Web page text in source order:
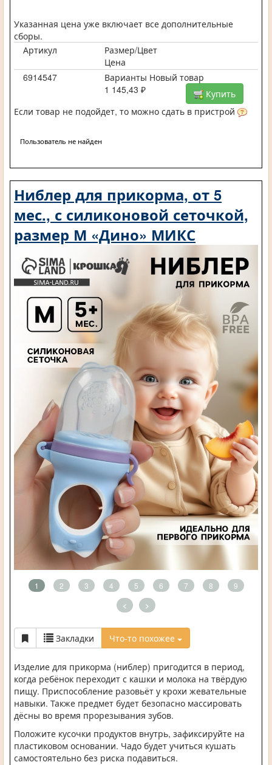
Указанная цена уже включает все дополнительные
сборы.
Артикул
Размер/Цвет
Цена
6914547
Варианты Новый товар
1 145,43 ₽
Купить
Если товар не подойдет, то можно сдать в пристрой
Пользователь не найден
Ниблер для прикорма, от 5
мес., с силиконовой сеточкой,
размер М «Дино» МИКС
1 2 3 4 5 6 7 8 9
< >
Закладки Что-то похожее
Изделие для прикорма (ниблер) пригодится в период,
когда ребёнок переходит с кашки и молока на твёрдую
пищу. Приспособление разовьёт у крохи жевательные
навыки. Также предмет будет безопасно массировать
дёсны во время прорезывания зубов.
Положите кусочки продуктов внутрь, зафиксируйте на
пластиковом основании. Чадо будет учиться кушать
самостоятельно без риска подавиться.